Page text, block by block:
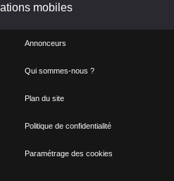
mobiles
Annonceurs
Qui sommes-nous ?
Plan du site
Politique de confidentialité
Paramétrage des cookies